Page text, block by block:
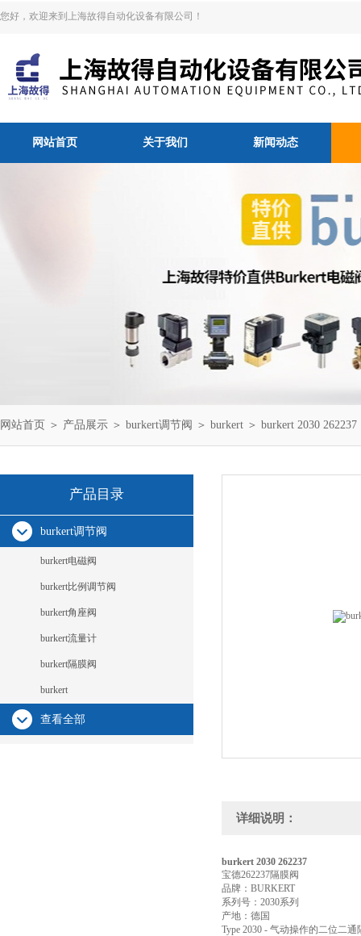
您好，欢迎来到上海故得自动化设备有限公司！
网站首页 关于我们 新闻动态
网站首页 ＞ 产品展示 ＞ burkert调节阀 ＞ burkert ＞ burkert 2030 262237
产品目录
burkert调节阀
burkert电磁阀
burkert比例调节阀
burkert角座阀
burkert流量计
burkert隔膜阀
burkert
查看全部
详细说明：
burkert 2030 262237
宝德262237隔膜阀
品牌：BURKERT
系列号：2030系列
产地：德国
Type 2030 - 气动操作的二位二